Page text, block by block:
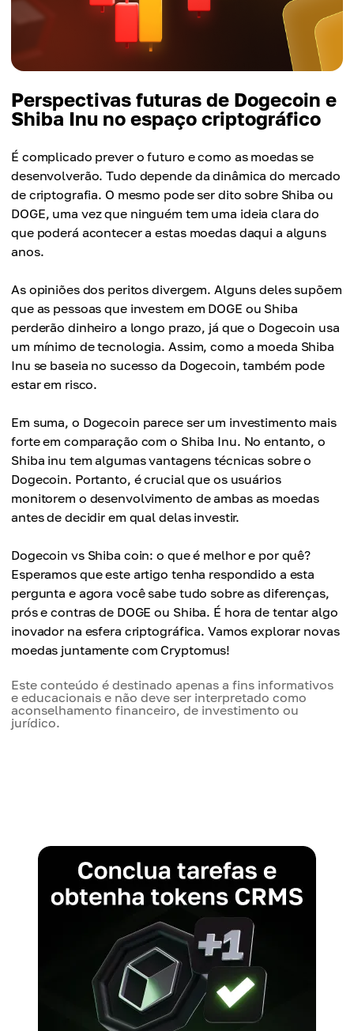
Perspectivas futuras de Dogecoin e
Shiba Inu no espaço criptográfico
É complicado prever o futuro e como as moedas se
desenvolverão. Tudo depende da dinâmica do mercado
de criptografia. O mesmo pode ser dito sobre Shiba ou
DOGE, uma vez que ninguém tem uma ideia clara do
que poderá acontecer a estas moedas daqui a alguns
anos.
As opiniões dos peritos divergem. Alguns deles supõem
que as pessoas que investem em DOGE ou Shiba
perderão dinheiro a longo prazo, já que o Dogecoin usa
um mínimo de tecnologia. Assim, como a moeda Shiba
Inu se baseia no sucesso da Dogecoin, também pode
estar em risco.
Em suma, o Dogecoin parece ser um investimento mais
forte em comparação com o Shiba Inu. No entanto, o
Shiba inu tem algumas vantagens técnicas sobre o
Dogecoin. Portanto, é crucial que os usuários
monitorem o desenvolvimento de ambas as moedas
antes de decidir em qual delas investir.
Dogecoin vs Shiba coin: o que é melhor e por quê?
Esperamos que este artigo tenha respondido a esta
pergunta e agora você sabe tudo sobre as diferenças,
prós e contras de DOGE ou Shiba. É hora de tentar algo
inovador na esfera criptográfica. Vamos explorar novas
moedas juntamente com Cryptomus!
Este conteúdo é destinado apenas a fins informativos
e educacionais e não deve ser interpretado como
aconselhamento financeiro, de investimento ou
jurídico.